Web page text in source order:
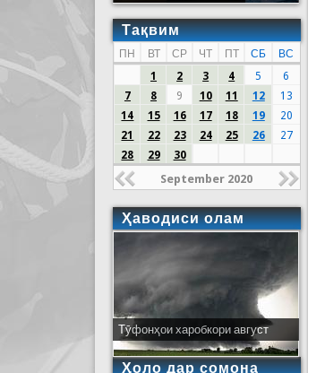
Тақвим
ПН ВТ СР ЧТ ПТ СБ
ВС
1
2 3 4 5
6
7
8 9 10 11 12
13
14
15 16 17 18 19
20
21
22 23 24 25 26
27
28
29 30
September 2020
Ҳаводиси олам
Тӯфонҳои харобкори август
Ҳоло дар сомона